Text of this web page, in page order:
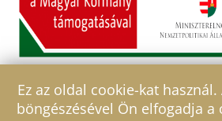
Ez az oldal cookie-kat használ.
böngészésével Ön elfogadja a